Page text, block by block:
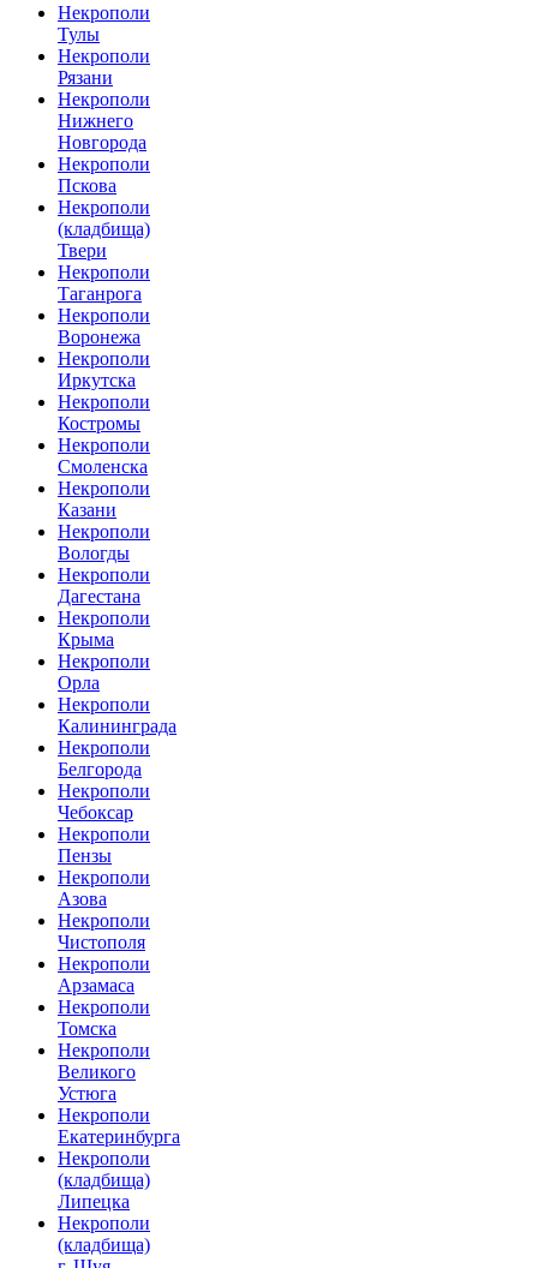
Некрополи
Тулы
Некрополи
Рязани
Некрополи
Нижнего
Новгорода
Некрополи
Пскова
Некрополи
(кладбища)
Твери
Некрополи
Таганрога
Некрополи
Воронежа
Некрополи
Иркутска
Некрополи
Костромы
Некрополи
Смоленска
Некрополи
Казани
Некрополи
Вологды
Некрополи
Дагестана
Некрополи
Крыма
Некрополи
Орла
Некрополи
Калининграда
Некрополи
Белгорода
Некрополи
Чебоксар
Некрополи
Пензы
Некрополи
Азова
Некрополи
Чистополя
Некрополи
Арзамаса
Некрополи
Томска
Некрополи
Великого
Устюга
Некрополи
Екатеринбурга
Некрополи
(кладбища)
Липецка
Некрополи
(кладбища)